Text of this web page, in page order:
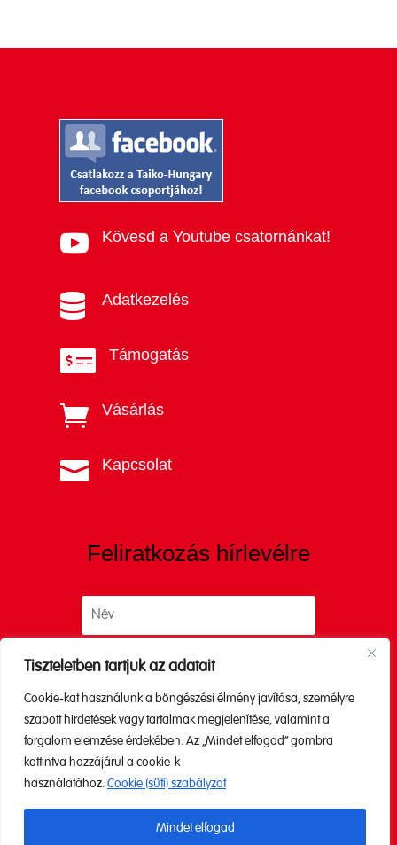
Tiszteletben tartjuk az adatait
Cookie-kat használunk a böngészési élmény javítása, személyre
szabott hirdetések vagy tartalmak megjelenítése, valamint a
forgalom elemzése érdekében. Az „Mindet elfogad” gombra
kattintva hozzájárul a cookie-k
használatához. Cookie (süti) szabályzat
Mindet elfogad
 Kövesd a Youtube csatornánkat!
 Adatkezelés
 Támogatás
 Vásárlás
 Kapcsolat
Feliratkozás hírlevélre
Küldés
A küldéssel elfogadod az
tájékoztatónkat.